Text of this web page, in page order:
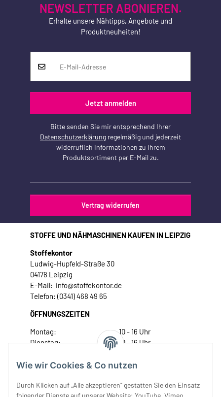
Wie wir Cookies & Co nutzen
Durch Klicken auf „Alle akzeptieren“ gestatten Sie den Einsatz
NEWSLETTER ABONIEREN.
Erhalte unsere Nähtipps, Angebote und
Produktneuheiten!
Jetzt anmelden
Bitte senden Sie mir entsprechend Ihrer
Datenschutzerklärung regelmäßig und jederzeit
widerruflich Informationen zu Ihrem
Produktsortiment per E-Mail zu.
Vertrag widerrufen
STOFFE UND NÄHMASCHINEN KAUFEN IN LEIPZIG
Stoffekontor
Ludwig-Hupfeld-Straße 30
04178 Leipzig
E-Mail: info@stoffekontor.de
Telefon: (0341) 468 49 65
ÖFFNUNGSZEITEN
Montag:
10 - 16 Uhr
Dienstag:
10 - 16 Uhr
Donnerstag:
10 - 18 Uhr
Samstag:
10 - 14 Uhr